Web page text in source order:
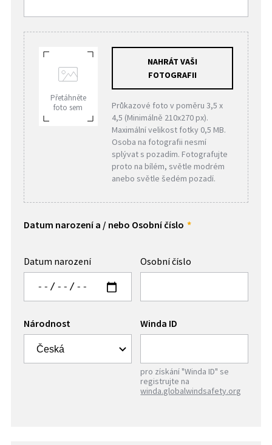
NAHRÁT VAŠI
FOTOGRAFII
Průkazové foto v poměru 3,5 x
4,5 (Minimálně 210x270 px).
Maximální velikost fotky 0,5 MB.
Osoba na fotografii nesmí
splývat s pozadím. Fotografujte
proto na bílém, světle modrém
anebo světle šedém pozadí.
Přetáhněte
foto sem
Datum narození a / nebo Osobní číslo
Datum narození Osobní číslo
Národnost Winda ID
pro získání "Winda ID" se
registrujte na
winda.globalwindsafety.org